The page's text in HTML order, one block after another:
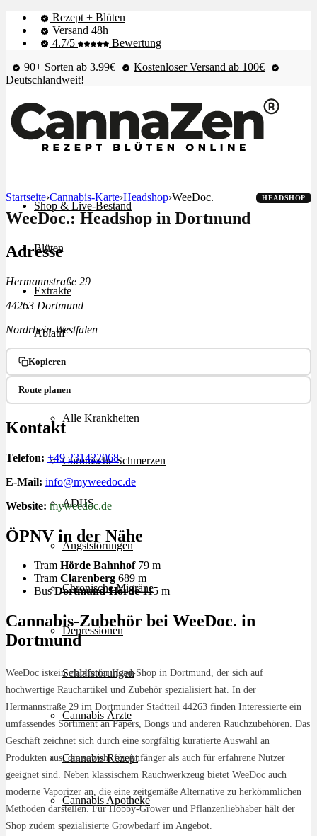
Rezept + Blüten
Versand 48h
4.7/5
Bewertung
90+ Sorten ab 3.99€
Kostenloser Versand ab 100€
Deutschlandweit!
Shop & Live-Bestand
Blüten
Extrakte
Ablauf
Therapien
Alle Krankheiten
Chronische Schmerzen
ADHS
Angststörungen
Chronische Migräne
Depressionen
Schlafstörungen
Cannabis Ärzte
Cannabis Rezept
Cannabis Apotheke
Startseite›Cannabis-Karte›Headshop›WeeDoc. HEADSHOP
WeeDoc.: Headshop in Dortmund
Adresse
Hermannstraße 29
44263 Dortmund
Nordrhein-Westfalen
Kopieren
Route planen
Kontakt
Telefon: +49 231422068
E-Mail: info@myweedoc.de
Website: myweedoc.de
ÖPNV in der Nähe
Tram Hörde Bahnhof 79 m
Tram Clarenberg 689 m
Bus Dortmund-Hörde 115 m
Cannabis-Zubehör bei WeeDoc. in
Dortmund
WeeDoc ist ein etablierter Head-Shop in Dortmund, der sich auf
hochwertige Rauchartikel und Zubehör spezialisiert hat. In der
Hermannstraße 29 im Dortmunder Stadtteil 44263 finden Interessierte ein
umfassendes Sortiment an Papers, Bongs und anderen Rauchzubehören. Das
Geschäft zeichnet sich durch eine sorgfältig kuratierte Auswahl an
Produkten aus, die sowohl für Anfänger als auch für erfahrene Nutzer
geeignet sind. Neben klassischem Rauchwerkzeug bietet WeeDoc auch
moderne Vaporizer an, die eine zeitgemäße Alternative zu herkömmlichen
Methoden darstellen. Für Hobby-Grower und Pflanzenliebhaber hält der
Shop zudem spezialisierte Growbedarf im Angebot.